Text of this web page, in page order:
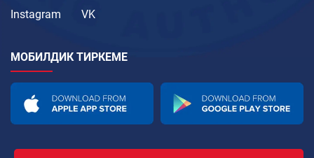
Instagram
VK
МОБИЛДИК ТИРКЕМЕ